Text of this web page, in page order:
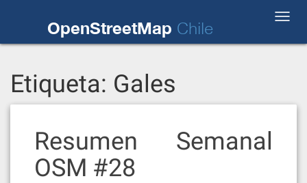
OpenStreetMap Chile
Etiqueta: Gales
Resumen Semanal
OSM #28